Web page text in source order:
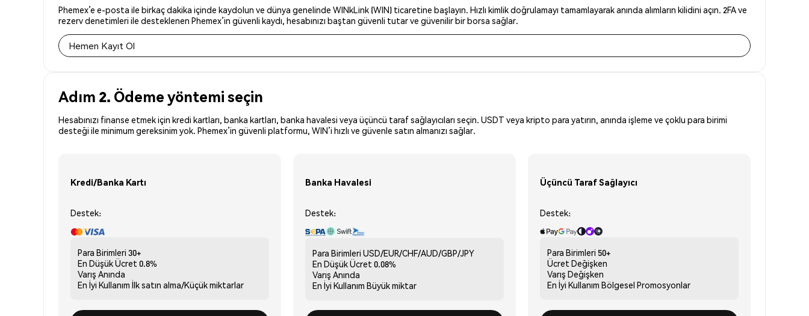
Phemex’e e-posta ile birkaç dakika içinde kaydolun ve dünya genelinde WINkLink (WIN) ticaretine başlayın. Hızlı kimlik doğrulamayı tamamlayarak anında alımların kilidini açın. 2FA ve
rezerv denetimleri ile desteklenen Phemex’in güvenli kaydı, hesabınızı baştan güvenli tutar ve güvenilir bir borsa sağlar.
Hemen Kayıt Ol
Adım 2. Ödeme yöntemi seçin
Hesabınızı finanse etmek için kredi kartları, banka kartları, banka havalesi veya üçüncü taraf sağlayıcıları seçin. USDT veya kripto para yatırın, anında işleme ve çoklu para birimi
desteği ile minimum gereksinim yok. Phemex’in güvenli platformu, WIN’i hızlı ve güvenle satın almanızı sağlar.
Kredi/Banka Kartı
Destek:
Para Birimleri 30+
En Düşük Ücret 0.8%
Varış Anında
En İyi Kullanım İlk satın alma/Küçük miktarlar
Banka Havalesi
Destek:
Para Birimleri USD/EUR/CHF/AUD/GBP/JPY
En Düşük Ücret 0.08%
Varış Anında
En İyi Kullanım Büyük miktar
Üçüncü Taraf Sağlayıcı
Destek:
Para Birimleri 50+
Ücret Değişken
Varış Değişken
En İyi Kullanım Bölgesel Promosyonlar